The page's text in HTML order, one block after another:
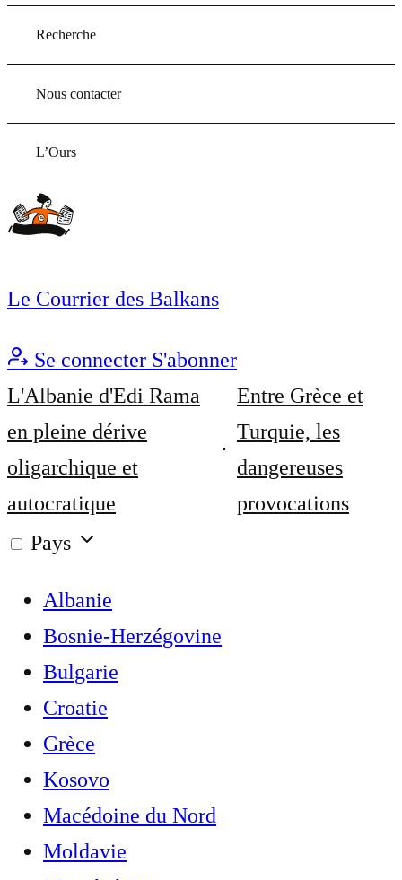
Recherche
Nous contacter
L’Ours
Le Courrier des Balkans
Se connecter S'abonner
L'Albanie d'Edi Rama
en pleine dérive
oligarchique et
autocratique
Entre Grèce et
Turquie, les
dangereuses
provocations
Pays
Albanie
Bosnie-Herzégovine
Bulgarie
Croatie
Grèce
Kosovo
Macédoine du Nord
Moldavie